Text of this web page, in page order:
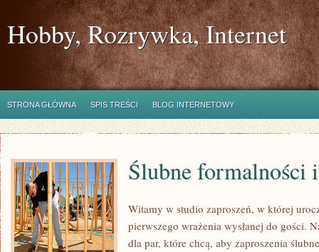
Hobby, Rozrywka, Internet
STRONA GŁÓWNA SPIS TREŚCI BLOG INTERNETOWY
Ślubne formalności
Witamy w studio zaproszeń, w której
pierwszego wrażenia wysłanej do gości.
dla par, które chcą, aby zaproszenia